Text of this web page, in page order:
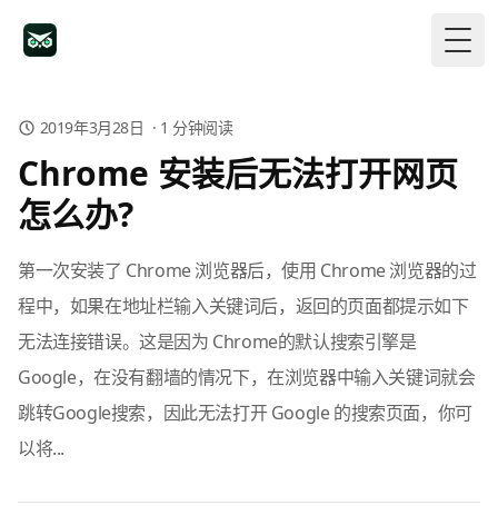
2019年3月28日 · 1 分钟阅读
Chrome 安装后无法打开网页
怎么办?
第一次安装了 Chrome 浏览器后，使用 Chrome 浏览器的过
程中，如果在地址栏输入关键词后，返回的页面都提示如下
无法连接错误。这是因为 Chrome的默认搜索引擎是
Google，在没有翻墙的情况下，在浏览器中输入关键词就会
跳转Google搜索，因此无法打开 Google 的搜索页面，你可
以将...